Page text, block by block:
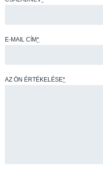
E-MAIL CÍM*
AZ ÖN ÉRTÉKELÉSE*